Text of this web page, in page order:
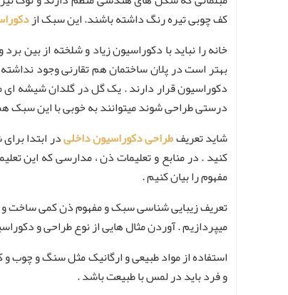
کف چوبی تیره رنگ داشته باشند. این سبک از
خانه را نباید با دکوراسیون زیاد و شلخته از
بهتر است در پلان ساختمان هم تقارنی وجود
دکوراسیون قرار دارند . یک گل در گلدان شیشه ای
درستی طراحی شوند میتوانند به خوبی با این
شاید تعریفطراحی دکوراسیون داخلیدر ابتدا
کنید . در منابع و تعلیمات ذن ، مدارسی که این
مفهوم را بیان کنیم .
تعریف زیبایی شناسی سبک و مفهوم ذن کمی ساخت و
میپردازیم . آوردن مثال هایی از نوع طراحی و
استفاده از مواد طبیعی و ارگانیک مثل سنگ و
و فرد باید در لمس با طبیعت باشد .